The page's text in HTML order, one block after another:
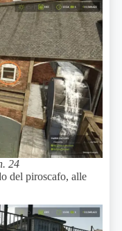
24
del piroscafo, alle